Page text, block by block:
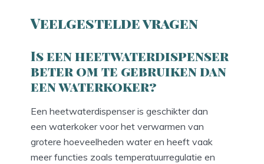
Veelgestelde vragen
Is een heetwaterdispenser
beter om te gebruiken dan
een waterkoker?
Een heetwaterdispenser is geschikter dan
een waterkoker voor het verwarmen van
grotere hoeveelheden water en heeft vaak
meer functies zoals temperatuurregulatie en